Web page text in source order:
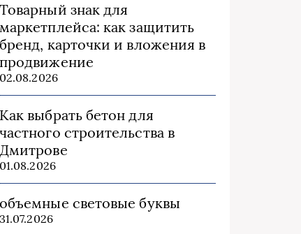
Товарный знак для
маркетплейса: как защитить
бренд, карточки и вложения в
продвижение
02.08.2026
Как выбрать бетон для
частного строительства в
Дмитрове
01.08.2026
объемные световые буквы
31.07.2026